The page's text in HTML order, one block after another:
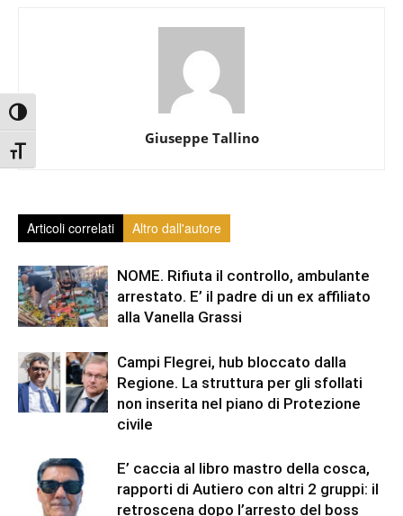
Attiva/disattiva alto contrasto
Attiva/disattiva dimensione testo
Giuseppe Tallino
Articoli correlati Altro dall'autore
NOME. Rifiuta il controllo, ambulante
arrestato. E’ il padre di un ex affiliato
alla Vanella Grassi
Campi Flegrei, hub bloccato dalla
Regione. La struttura per gli sfollati
non inserita nel piano di Protezione
civile
E’ caccia al libro mastro della cosca,
rapporti di Autiero con altri 2 gruppi: il
retroscena dopo l’arresto del boss